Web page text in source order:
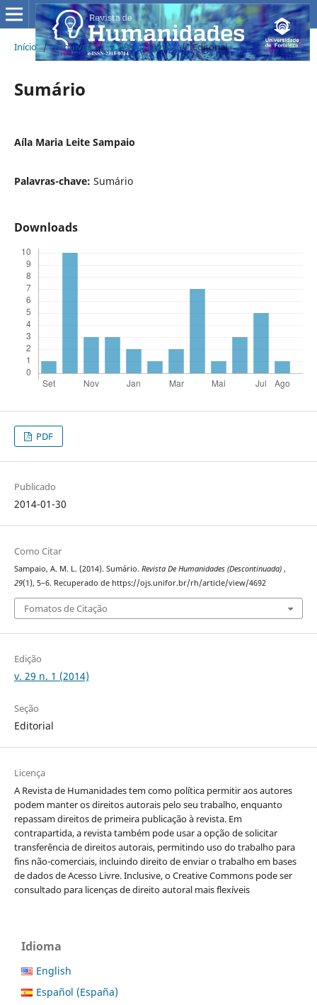
Início / Arquivos / v. 29 n. 1 (2014) / Editorial
Sumário
Aíla Maria Leite Sampaio
Palavras-chave: Sumário
Downloads
PDF
Publicado
2014-01-30
Como Citar
Sampaio, A. M. L. (2014). Sumário. Revista De Humanidades (Descontinuada) ,
29(1), 5–6. Recuperado de https://ojs.unifor.br/rh/article/view/4692
Fomatos de Citação
Edição
v. 29 n. 1 (2014)
Seção
Editorial
Licença
A Revista de Humanidades tem como política permitir aos autores
podem manter os direitos autorais pelo seu trabalho, enquanto
repassam direitos de primeira publicação à revista. Em
contrapartida, a revista também pode usar a opção de solicitar
transferência de direitos autorais, permitindo uso do trabalho para
fins não-comerciais, incluindo direito de enviar o trabalho em bases
de dados de Acesso Livre. Inclusive, o Creative Commons pode ser
consultado para licenças de direito autoral mais flexíveis
Idioma
English
Español (España)